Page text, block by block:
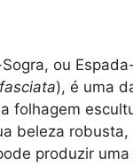
ou
), é uma
folhagem
beleza
produzir